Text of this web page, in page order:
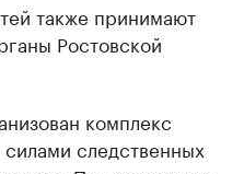
также принимают
Ростовской
комплекс
следственных